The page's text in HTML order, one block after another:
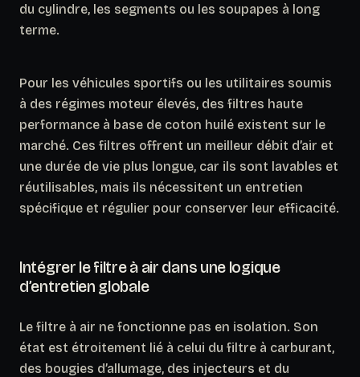
du cylindre, les segments ou les soupapes à long
terme.
Pour les véhicules sportifs ou les utilitaires soumis
à des régimes moteur élevés, des filtres haute
performance à base de coton huilé existent sur le
marché. Ces filtres offrent un meilleur débit d’air et
une durée de vie plus longue, car ils sont lavables et
réutilisables, mais ils nécessitent un entretien
spécifique et régulier pour conserver leur efficacité.
Intégrer le filtre à air dans une logique
d’entretien globale
Le filtre à air ne fonctionne pas en isolation. Son
état est étroitement lié à celui du filtre à carburant,
des bougies d’allumage, des injecteurs et du